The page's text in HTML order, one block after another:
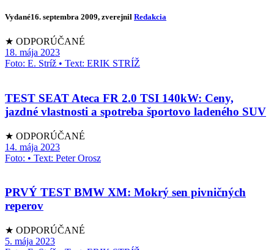
Vydané16. septembra 2009, zverejnil Redakcia
★ ODPORÚČANÉ
18. mája 2023
Foto: E. Stríž • Text: ERIK STRÍŽ
TEST SEAT Ateca FR 2.0 TSI 140kW: Ceny,
jazdné vlastnosti a spotreba športovo ladeného SUV
★ ODPORÚČANÉ
14. mája 2023
Foto: • Text: Peter Orosz
PRVÝ TEST BMW XM: Mokrý sen pivničných
reperov
★ ODPORÚČANÉ
5. mája 2023